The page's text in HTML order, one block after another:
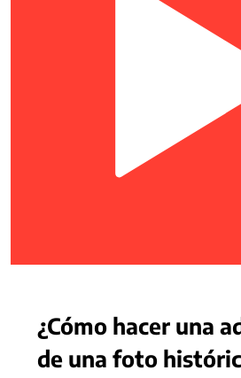
¿Cómo hacer una
de una foto